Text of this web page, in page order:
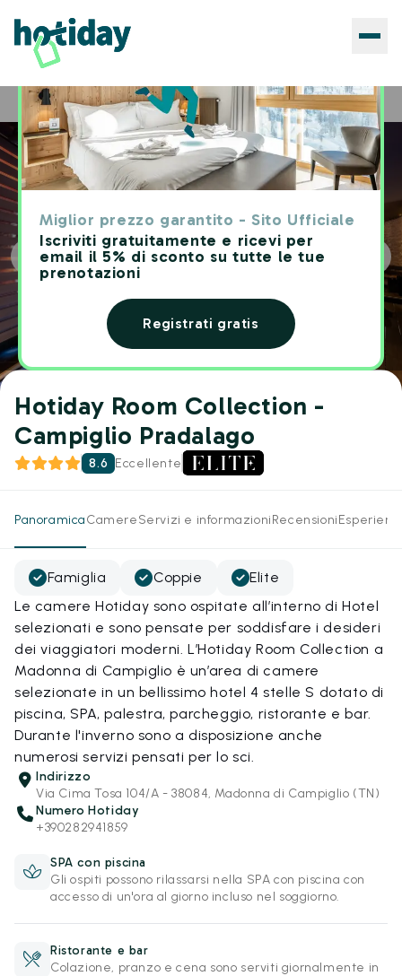
Miglior prezzo garantito - Sito Ufficiale
Iscriviti gratuitamente e ricevi per
email il 5% di sconto su tutte le tue
prenotazioni
Registrati gratis
Home Hotels Hotiday Room Collection - Campiglio Pradalago
Hotiday Room Collection -
Campiglio Pradalago
8.6 Eccellente
PanoramicaCamereServizi e informazioniRecensioni
Famiglia Coppie
Elite
Le camere Hotiday sono ospitate all’interno di Hotel
selezionati e sono pensate per soddisfare i desideri
dei viaggiatori moderni. L’Hotiday Room Collection a
Madonna di Campiglio è un’area di camere
selezionate in un bellissimo hotel 4 stelle S dotato di
piscina, SPA, palestra, parcheggio, ristorante e bar.
Durante l'inverno sono a disposizione anche
numerosi servizi pensati per lo sci.
Indirizzo
Via Cima Tosa 104/A - 38084, Madonna di Campiglio (TN)
Numero Hotiday
+390282941859
SPA con piscina
Gli ospiti possono rilassarsi nella SPA con piscina con
accesso di un'ora al giorno incluso nel soggiorno.
Ristorante e bar
Colazione, pranzo e cena sono serviti giornalmente in